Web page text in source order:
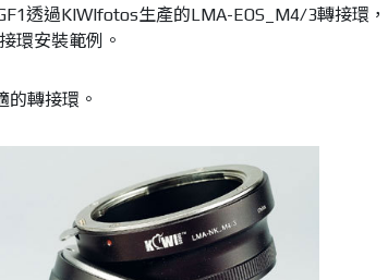
透過KIWIfotos生產的LMA-EOS_M4/3轉接環，
環安裝範例。
的轉接環。